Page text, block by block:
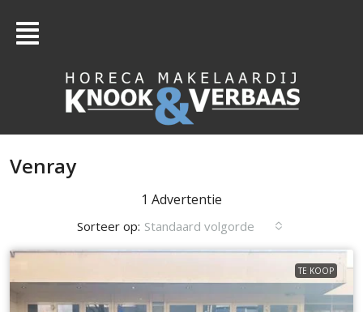
Venray
1 Advertentie
Sorteer op: Standaard volgorde
TE KOOP